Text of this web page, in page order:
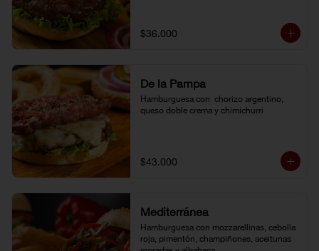
$36.000
De la Pampa
Hamburguesa con  chorizo argentino,
queso doble crema y chimichurri
$43.000
Mediterránea
Hamburguesa con mozzarellinas, cebolla
roja, pimentón, champiñones, aceitunas